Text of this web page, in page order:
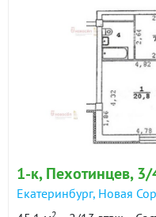
1-к, Пехотинцев, 3/
Екатеринбург, Новая
2